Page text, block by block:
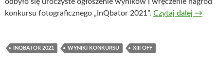
odbyło się uroczyste ogłoszenie wyników i wręczenie nagród
konkursu fotograficznego „InQbator 2021”. Czytaj dalej →
INQBATOR 2021 WYNIKI KONKURSU XIII OFF